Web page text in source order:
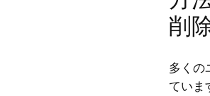
削
多くの
ていま